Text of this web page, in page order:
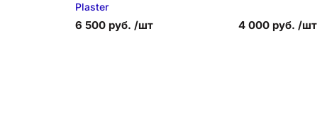
Plaster
6 500 руб. /шт 4 000 руб. /шт